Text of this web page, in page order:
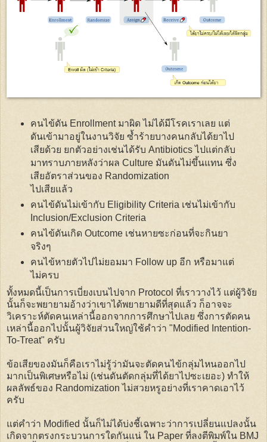
คนไข้ดัน Enrollment มาผิด ไม่ได้มีโรคเราเลย แต่
ดันเข้ามาอยู่ในงานวิจัย ซ้ำร้ายบางคนกลับได้ยาไป
เสียด้วย ยกตัวอย่างเช่นได้รับ Antibiotics ไปแต่กลับ
มาทราบภายหลังว่าผล Culture มันดันไม่ขึ้นแทน ซึ่ง
เสียอัตราส่วนของ Randomization
ไปเสียแล้ว
คนไข้ดันไม่เข้ากับ Eligibility Criteria เช่นไม่เข้ากับ
Inclusion/Exclusion Criteria
คนไข้ดันเกิด Outcome เช่นหายซะก่อนที่จะกินยา
จริงๆ
คนไข้หายตัวไปไม่ยอมมา Follow up อีก หรือมาแต่
ไม่ครบ
ทั้งหมดนี้เป็นการเบี่ยงเบนไปจาก Protocol ที่เราวางไว้ แต่ผู้วิจัย
นั้นก็จะพยายามอ้างว่าเขาได้พยายามดีที่สุดแล้ว ก็อาจจะ
วิเคราะห์ตัดคนเหล่านี้ออกจากการศึกษาไปเลย ซึ่งการตัดคน
เหล่านี้ออกไปนั้นผู้วิจัยส่วนใหญ่ใช้คำว่า "Modified Intention-
To-Treat" ครับ
ข้อเสียของมันก็คือเราไม่รู้ว่ามันจะตัดคนไข้กลุ่มไหนออกไป
มากเป็นพิเศษหรือไม่ (เช่นดันตัดกลุ่มที่ได้ยาไปซะเยอะ) ทำให้
ผลลัพธ์ของ Randomization ไม่สวยหรูอย่างที่เราคาดเอาไว้
ครับ
แต่คำว่า Modified นั้นก็ไม่ได้บ่งชี้เฉพาะว่าการเปลี่ยนแปลงนั้น
เกิดจากตรงกระบวนการใดกันแน่ ใน Paper ที่ลงตีพิมพ์ใน BMJ